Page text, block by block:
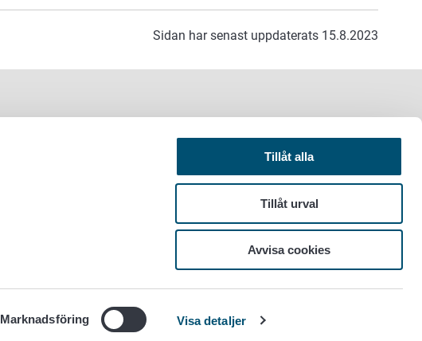
Marknadsföring Visa detaljer
Tillåt alla
Tillåt urval
Avvisa cookies
Sidan har senast uppdaterats 15.8.2023